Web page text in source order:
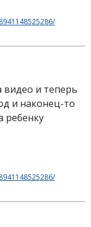
видео и теперь
и наконец-то
ребенку